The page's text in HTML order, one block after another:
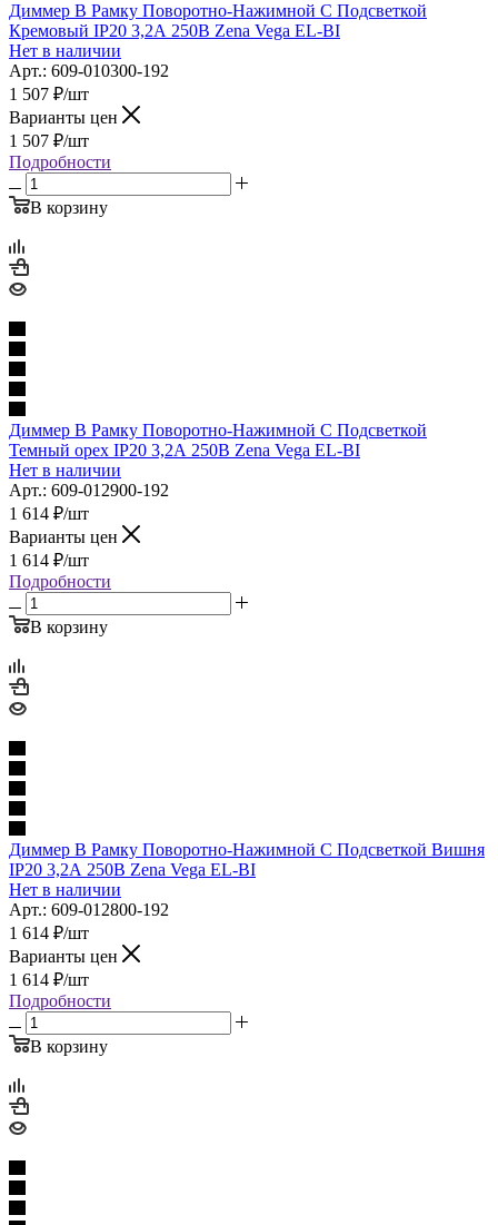
Диммер В Рамку Поворотно-Нажимной С Подсветкой
Кремовый IP20 3,2А 250В Zena Vega EL-BI
Нет в наличии
Арт.: 609-010300-192
1 507 ₽/шт
Варианты цен
1 507 ₽/шт
Подробности
В корзину
Диммер В Рамку Поворотно-Нажимной С Подсветкой
Темный орех IP20 3,2А 250В Zena Vega EL-BI
Нет в наличии
Арт.: 609-012900-192
1 614 ₽/шт
Варианты цен
1 614 ₽/шт
Подробности
В корзину
Диммер В Рамку Поворотно-Нажимной С Подсветкой Вишня
IP20 3,2А 250В Zena Vega EL-BI
Нет в наличии
Арт.: 609-012800-192
1 614 ₽/шт
Варианты цен
1 614 ₽/шт
Подробности
В корзину